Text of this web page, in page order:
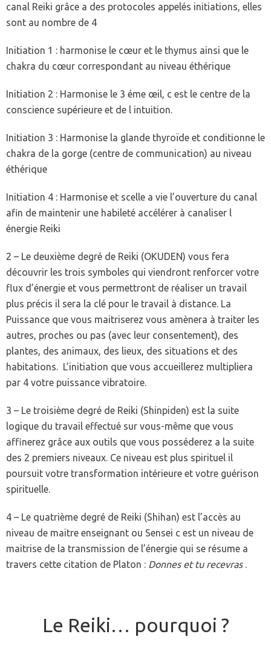
canal Reiki grâce a des protocoles appelés initiations, elles
sont au nombre de 4
Initiation 1 : harmonise le cœur et le thymus ainsi que le
chakra du cœur correspondant au niveau éthérique
Initiation 2 : Harmonise le 3 éme œil, c est le centre de la
conscience supérieure et de l intuition.
Initiation 3 : Harmonise la glande thyroïde et conditionne le
chakra de la gorge (centre de communication) au niveau
éthérique
Initiation 4 : Harmonise et scelle a vie l’ouverture du canal
afin de maintenir une habileté accélérer à canaliser l
énergie Reiki
2 – Le deuxième degré de Reiki (OKUDEN) vous fera
découvrir les trois symboles qui viendront renforcer votre
flux d’énergie et vous permettront de réaliser un travail
plus précis il sera la clé pour le travail à distance. La
Puissance que vous maitriserez vous amènera à traiter les
autres, proches ou pas (avec leur consentement), des
plantes, des animaux, des lieux, des situations et des
habitations. L’initiation que vous accueillerez multipliera
par 4 votre puissance vibratoire.
3 – Le troisième degré de Reiki (Shinpiden) est la suite
logique du travail effectué sur vous-même que vous
affinerez grâce aux outils que vous posséderez a la suite
des 2 premiers niveaux. Ce niveau est plus spirituel il
poursuit votre transformation intérieure et votre guérison
spirituelle.
4 – Le quatrième degré de Reiki (Shihan) est l’accès au
niveau de maitre enseignant ou Sensei c est un niveau de
maitrise de la transmission de l’énergie qui se résume a
travers cette citation de Platon : Donnes et tu recevras.
Le Reiki… pourquoi ?